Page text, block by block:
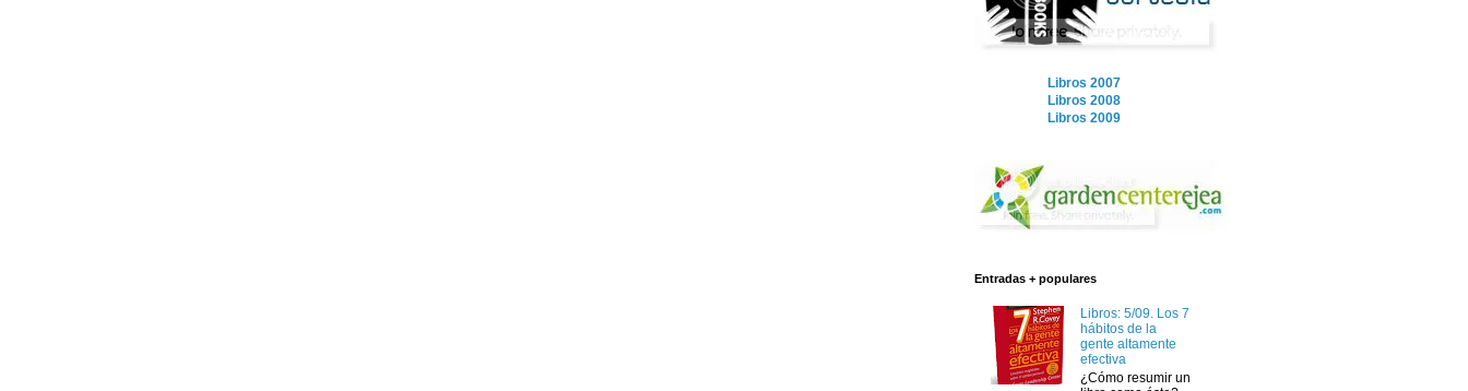
Libros 2007
Libros 2008
Libros 2009
Entradas + populares
Libros: 5/09. Los 7
hábitos de la
gente altamente
efectiva
¿Cómo resumir un